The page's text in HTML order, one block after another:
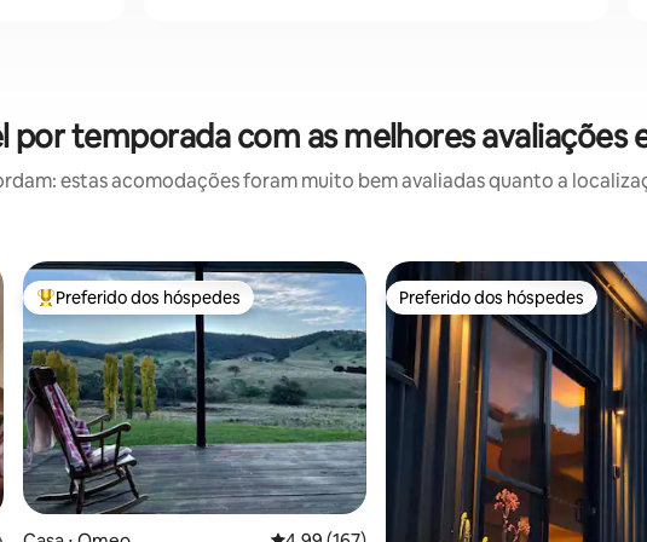
por temporada com as melhores avaliações
estas acomodações foram muito bem avaliadas quanto a
Entre os melhores preferidos dos hóspedes
Preferido dos hóspedes Preferido dos hóspedes
Preferido dos hóspedes